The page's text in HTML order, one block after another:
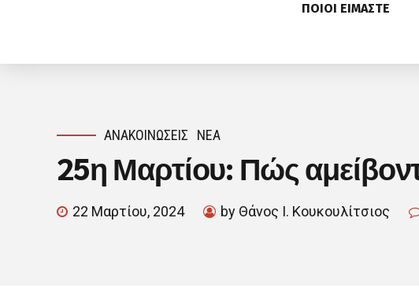
ΠΟΙΟΙ ΕΙΜΑΣΤΕ
ΑΝΑΚΟΙΝΏΣΕΙΣ ΝΈΑ
25η Μαρτίου: Πώς
22 Μαρτίου, 2024 by Θάνος Ι. Κουκουλίτσιος